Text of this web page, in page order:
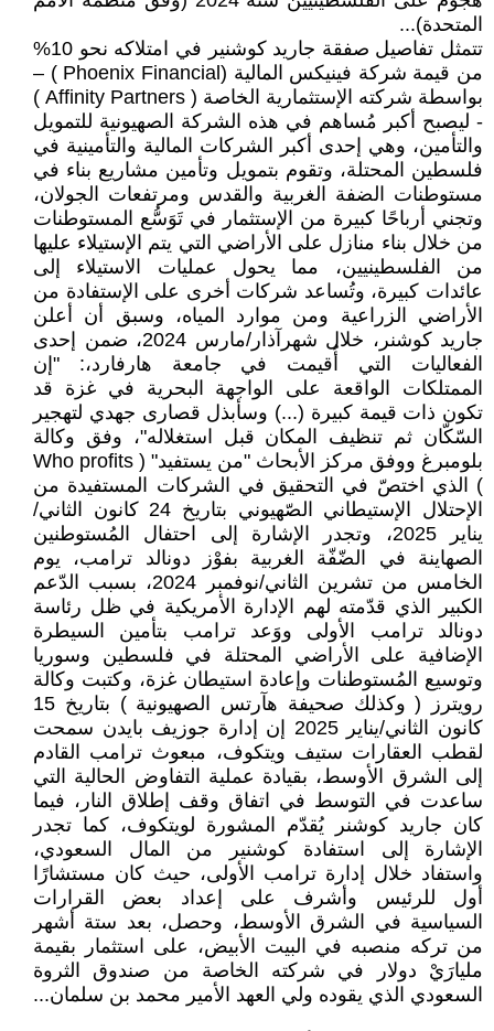
المتحدة)...
تتمثل تفاصيل صفقة جاريد كوشنير في امتلاكه نحو 10%
من قيمة شركة فينيكس المالية (Phoenix Financial ) –
بواسطة شركته الإستثمارية الخاصة ( Affinity Partners )
- ليصبح أكبر مُساهم في هذه الشركة الصهيونية للتمويل
والتأمين، وهي إحدى أكبر الشركات المالية والتأمينية في
فلسطين المحتلة، وتقوم بتمويل وتأمين مشاريع بناء في
مستوطنات الضفة الغربية والقدس ومرتفعات الجولان،
وتجني أرباحًا كبيرة من الإستثمار في تَوَسُّع المستوطنات
من خلال بناء منازل على الأراضي التي يتم الإستيلاء عليها
من الفلسطينيين، مما يحول عمليات الاستيلاء إلى
عائدات كبيرة، وتُساعد شركات أخرى على الإستفادة من
الأراضي الزراعية ومن موارد المياه، وسبق أن أعلن
جاريد كوشنر، خلال شهرآذار/مارس 2024، ضمن إحدى
الفعاليات التي أُقيمت في جامعة هارفارد،: "إن
الممتلكات الواقعة على الواجهة البحرية في غزة قد
تكون ذات قيمة كبيرة (...) وسأبذل قصارى جهدي لتهجير
السّكّان ثم تنظيف المكان قبل استغلاله"، وفق وكالة
بلومبرغ ووفق مركز الأبحاث "من يستفيد" ( Who profits
) الذي اختصّ في التحقيق في الشركات المستفيدة من
الإحتلال الإستيطاني الصّهيوني بتاريخ 24 كانون الثاني/
يناير 2025، وتجدر الإشارة إلى احتفال المُستوطنين
الصهاينة في الضّفّة الغربية بفوْز دونالد ترامب، يوم
الخامس من تشرين الثاني/نوفمبر 2024، بسبب الدّعم
الكبير الذي قدّمته لهم الإدارة الأمريكية في ظل رئاسة
دونالد ترامب الأولى ووَعد ترامب بتأمين السيطرة
الإضافية على الأراضي المحتلة في فلسطين وسوريا
وتوسيع المُستوطنات وإعادة استيطان غزة، وكتبت وكالة
رويترز ( وكذلك صحيفة هآرتس الصهيونية ) بتاريخ 15
كانون الثاني/يناير 2025 إن إدارة جوزيف بايدن سمحت
لقطب العقارات ستيف ويتكوف، مبعوث ترامب القادم
إلى الشرق الأوسط، بقيادة عملية التفاوض الحالية التي
ساعدت في التوسط في اتفاق وقف إطلاق النار، فيما
كان جاريد كوشنر يُقدّم المشورة لويتكوف، كما تجدر
الإشارة إلى استفادة كوشنير من المال السعودي،
واستفاد خلال إدارة ترامب الأولى، حيث كان مستشارًا
أول للرئيس وأشرف على إعداد بعض القرارات
السياسية في الشرق الأوسط، وحصل، بعد ستة أشهر
من تركه منصبه في البيت الأبيض، على استثمار بقيمة
مليارَيْ دولار في شركته الخاصة من صندوق الثروة
السعودي الذي يقوده ولي العهد الأمير محمد بن سلمان...